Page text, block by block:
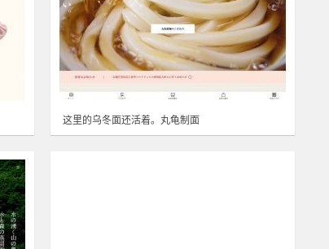
这里的乌冬面还活着。丸龟制面